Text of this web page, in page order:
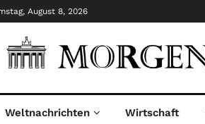
August 8, 2026
Weltnachrichten Wirtschaft